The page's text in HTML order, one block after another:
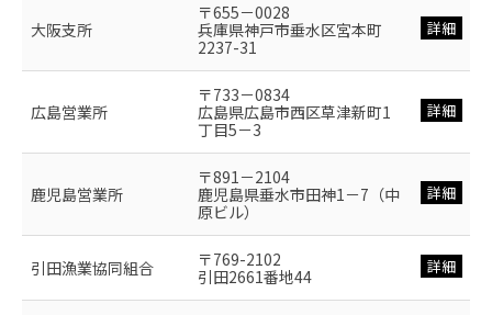
大阪支所
〒655－0028
兵庫県神戸市垂水区宮本町
2237-31
詳細
広島営業所
〒733－0834
広島県広島市西区草津新町1
丁目5－3
詳細
鹿児島営業所
〒891－2104
鹿児島県垂水市田神1－7（中
原ビル）
詳細
引田漁業協同組合
〒769-2102
引田2661番地44
詳細